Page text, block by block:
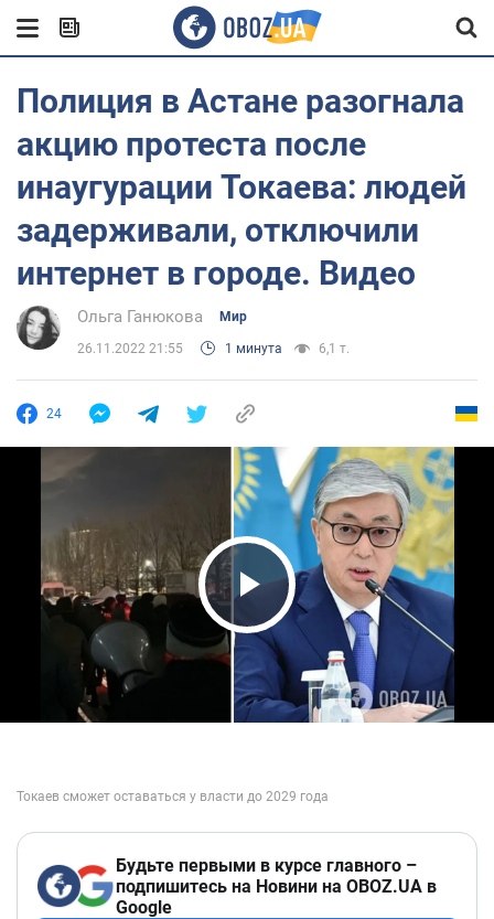
Полиция в Астане разогнала
акцию протеста после
инаугурации Токаева: людей
задерживали, отключили
интернет в городе. Видео
Ольга Ганюкова Мир
26.11.2022 21:55 1 минута 6,1 т.
24
Play Video
Будьте первыми в курсе главного –
подпишитесь на Новини на OBOZ.UA в
Google